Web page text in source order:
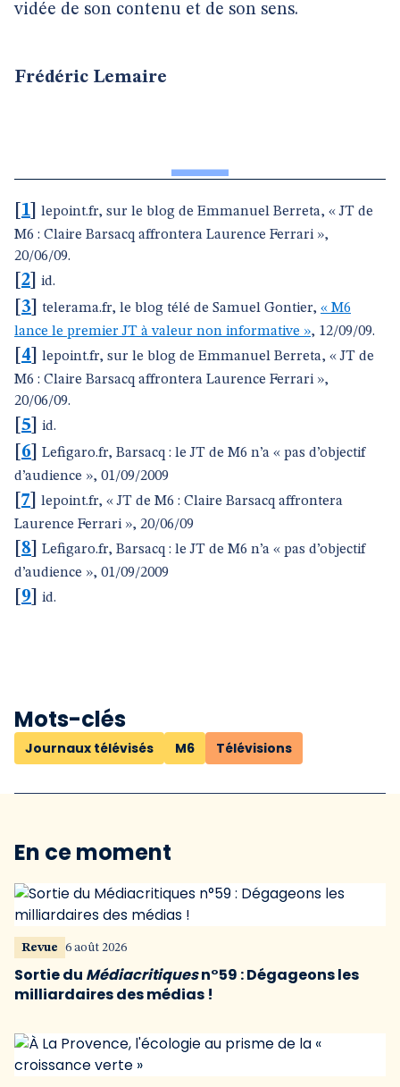
vidée de son contenu et de son sens.
Frédéric Lemaire
1
lepoint.fr, sur le blog de Emmanuel Berreta, « JT de
M6 : Claire Barsacq affrontera Laurence Ferrari »,
20/06/09.
2 id.
3 telerama.fr, le blog télé de Samuel Gontier, « M6
lance le premier JT à valeur non informative », 12/09/09.
4
lepoint.fr, sur le blog de Emmanuel Berreta, « JT de
M6 : Claire Barsacq affrontera Laurence Ferrari »,
20/06/09.
5 id.
6
Lefigaro.fr, Barsacq : le JT de M6 n’a « pas d’objectif
d’audience », 01/09/2009
7
lepoint.fr, « JT de M6 : Claire Barsacq affrontera
Laurence Ferrari », 20/06/09
8
Lefigaro.fr, Barsacq : le JT de M6 n’a « pas d’objectif
d’audience », 01/09/2009
9 id.
Mots-clés
Journaux télévisés M6 Télévisions
En ce moment
Revue 6 août 2026
Sortie du Médiacritiquesn°59 : Dégageons les
milliardaires des médias !